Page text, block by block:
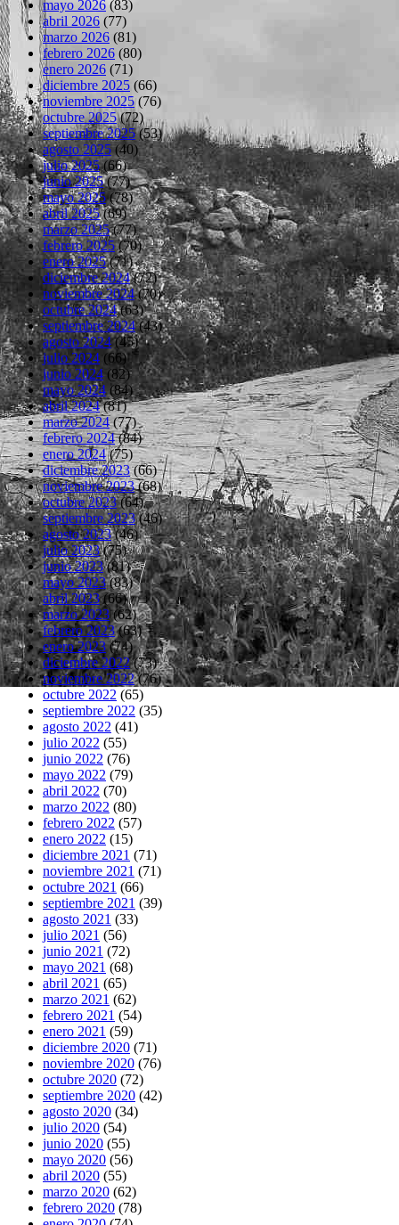
mayo 2026 (83)
abril 2026 (77)
marzo 2026 (81)
febrero 2026 (80)
enero 2026 (71)
diciembre 2025 (66)
noviembre 2025(76)
octubre 2025(72)
septiembre 2025(53)
agosto 2025(40)
julio 2025(66)
junio 2025(77)
mayo 2025(78)
abril 2025(69)
marzo 2025(77)
febrero 2025(70)
enero 2025(71)
diciembre 2024(72)
noviembre 2024(70)
octubre 2024(63)
septiembre 2024(43)
agosto 2024(45)
julio 2024 (66)
junio 2024 (82)
mayo 2024 (84)
abril 2024(81)
marzo 2024(77)
febrero 2024(84)
enero 2024(75)
diciembre 2023(66)
noviembre 2023(68)
octubre 2023(64)
septiembre 2023(46)
agosto 2023(46)
julio 2023(75)
junio 2023(81)
mayo 2023(83)
abril 2023(66)
marzo 2023(62)
febrero 2023(63)
enero 2023(74)
diciembre 2022(73)
noviembre 2022(76)
octubre 2022 (65)
septiembre 2022 (35)
agosto 2022 (41)
julio 2022 (55)
junio 2022 (76)
mayo 2022 (79)
abril 2022 (70)
marzo 2022 (80)
febrero 2022 (57)
enero 2022 (15)
diciembre 2021 (71)
noviembre 2021 (71)
octubre 2021 (66)
septiembre 2021 (39)
agosto 2021 (33)
julio 2021 (56)
junio 2021 (72)
mayo 2021 (68)
abril 2021 (65)
marzo 2021 (62)
febrero 2021 (54)
enero 2021 (59)
diciembre 2020 (71)
noviembre 2020 (76)
octubre 2020 (72)
septiembre 2020 (42)
agosto 2020 (34)
julio 2020 (54)
junio 2020 (55)
mayo 2020 (56)
abril 2020 (55)
marzo 2020 (62)
febrero 2020 (78)